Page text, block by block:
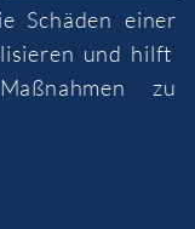
Schäden einer
und hilft
zu